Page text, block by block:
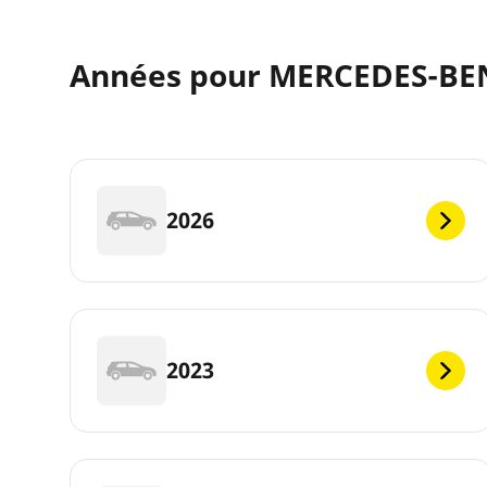
Années pour MERCEDES-
2026
2023